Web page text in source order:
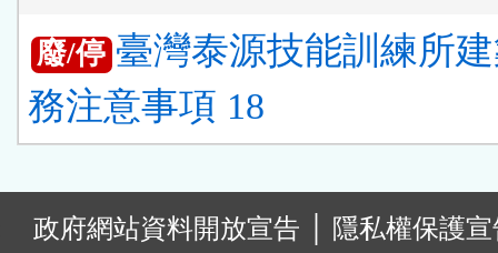
廢/停 臺灣泰源技能訓練所
務注意事項 18
政府網站資料開放宣告
隱私權保護